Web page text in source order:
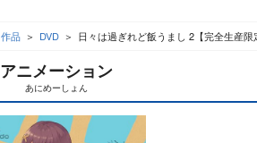
作品 DVD 日々は過ぎれど飯うまし 2【完全生産限
アニメーション
あにめーしょん